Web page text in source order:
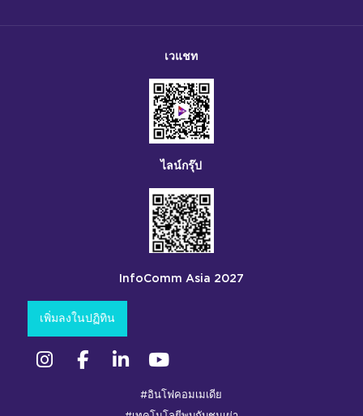
เวแชท
ไลน์กรุ๊ป
InfoComm Asia 2027
เพิ่มลงในปฏิทิน
อินสตาแกรมเฟซบุ๊ก ลิงค์อิน
#อินโฟคอมเมเดีย